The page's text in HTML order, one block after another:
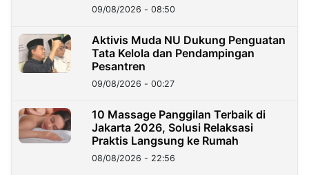
09/08/2026 - 08:50
Aktivis Muda NU Dukung Penguatan
Tata Kelola dan Pendampingan
Pesantren
09/08/2026 - 00:27
10 Massage Panggilan Terbaik di
Jakarta 2026, Solusi Relaksasi
Praktis Langsung ke Rumah
08/08/2026 - 22:56